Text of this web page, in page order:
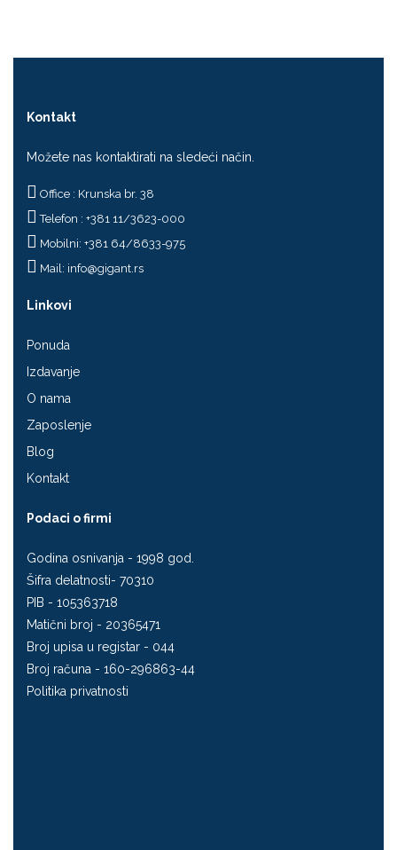
Kontakt
Možete nas kontaktirati na sledeći način.
Office : Krunska br. 38
Telefon : +381 11/3623-000
Mobilni: +381 64/8633-975
Mail: info@gigant.rs
Linkovi
Ponuda
Izdavanje
O nama
Zaposlenje
Blog
Kontakt
Podaci o firmi
Godina osnivanja - 1998 god.
Šifra delatnosti- 70310
PIB - 105363718
Matični broj - 20365471
Broj upisa u registar - 044
Broj računa - 160-296863-44
Politika privatnosti